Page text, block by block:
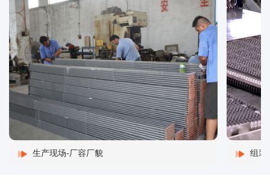
生产现场-厂容厂貌 组装